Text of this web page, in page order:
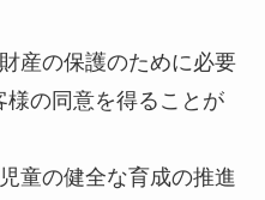
産の保護のために必要
の同意を得ることが
童の健全な育成の推進